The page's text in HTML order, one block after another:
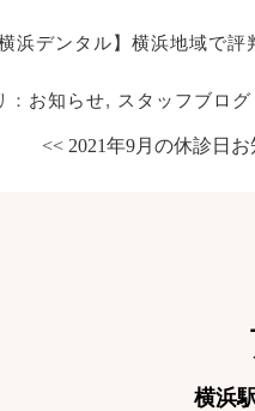
浜デンタル】横浜地域で評
お知らせ, スタッフブログ
<<2021年9月の休診日お
横浜